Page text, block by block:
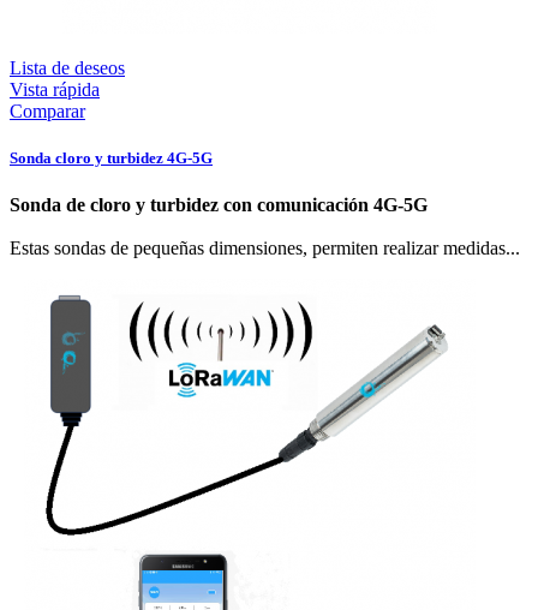
Lista de deseos
Vista rápida
Comparar
Sonda cloro y turbidez 4G-5G
Sonda de cloro y turbidez con comunicación 4G-5G
Estas sondas de pequeñas dimensiones, permiten realizar medidas...